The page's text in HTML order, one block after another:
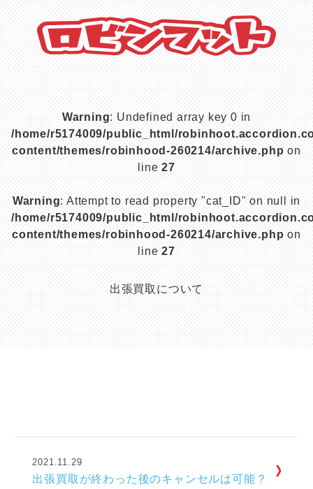
Warning: Undefined array key 0 in
/home/r5174009/public_html/
content/themes/robinhood-260214/archive.php on
line27
Warning: Attempt to read property "cat_ID" on null in
/home/r5174009/public_html/
content/themes/robinhood-260214/archive.php on
line27
出張買取について
2021.11.29
出張買取が終わった後のキャンセルは可能？